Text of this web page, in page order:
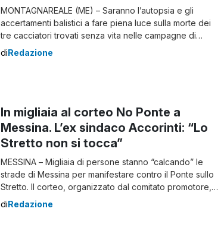
MONTAGNAREALE (ME) – Saranno l’autopsia e gli
accertamenti balistici a fare piena luce sulla morte dei
tre cacciatori trovati senza vita nelle campagne di
Montagnareale, piccolo centro dei Nebrodi, in
diRedazione
In migliaia al corteo No Ponte a
Messina. L’ex sindaco Accorinti: “Lo
Stretto non si tocca”
MESSINA – Migliaia di persone stanno “calcando” le
strade di Messina per manifestare contro il Ponte sullo
Stretto. Il corteo, organizzato dal comitato promotore, è
iniziato alle ore 14 ed è partito da piazza Castronovo.
diRedazione